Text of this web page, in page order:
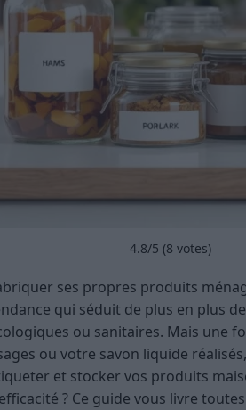
4.8/5 (8 votes)
ses propres produits
qui séduit de plus en plus
ou sanitaires. Mais une
ou votre savon liquide
et stocker vos produits
? Ce guide vous livre